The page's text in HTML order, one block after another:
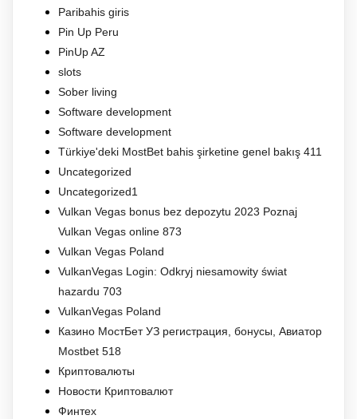
Paribahis giris
Pin Up Peru
PinUp AZ
slots
Sober living
Software development
Software development
Türkiye'deki MostBet bahis şirketine genel bakış 411
Uncategorized
Uncategorized1
Vulkan Vegas bonus bez depozytu 2023 Poznaj
Vulkan Vegas online 873
Vulkan Vegas Poland
VulkanVegas Login: Odkryj niesamowity świat
hazardu 703
VulkanVegas Poland
Казино МостБет УЗ регистрация, бонусы, Авиатор
Mostbet 518
Криптовалюты
Новости Криптовалют
Финтех